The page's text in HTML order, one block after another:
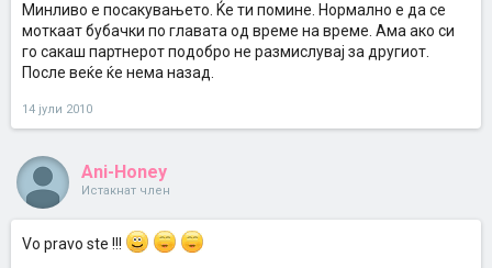
Минливо е посакувањето. Ќе ти помине. Нормално е да се
моткаат бубачки по главата од време на време. Ама ако си
го сакаш партнерот подобро не размислувај за другиот.
После веќе ќе нема назад.
14 јули 2010
Ani-Honey
Истакнат член
Vo pravo ste !!!